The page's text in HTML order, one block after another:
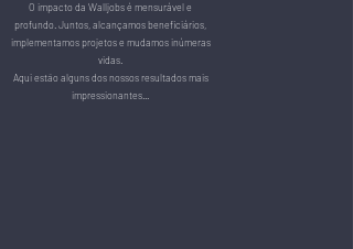
O impacto da Walljobs é mensurável e
profundo. Juntos, alcançamos beneficiários,
implementamos projetos e mudamos inúmeras
vidas.
Aqui estão alguns dos nossos resultados mais
impressionantes...